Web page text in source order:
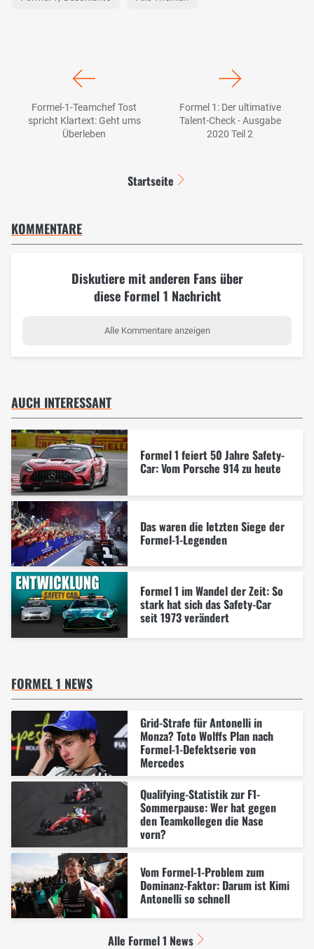
Formel-1-Teamchef Tost
spricht Klartext: Geht ums
Überleben
Formel 1: Der ultimative
Talent-Check - Ausgabe
2020 Teil 2
Startseite
KOMMENTARE
Diskutiere mit anderen Fans über
diese Formel 1 Nachricht
Alle Kommentare anzeigen
AUCH INTERESSANT
Formel 1 feiert 50 Jahre Safety-
Car: Vom Porsche 914 zu heute
Das waren die letzten Siege der
Formel-1-Legenden
Formel 1 im Wandel der Zeit: So
stark hat sich das Safety-Car
seit 1973 verändert
FORMEL 1 NEWS
Grid-Strafe für Antonelli in
Monza? Toto Wolffs Plan nach
Formel-1-Defektserie von
Mercedes
Qualifying-Statistik zur F1-
Sommerpause: Wer hat gegen
den Teamkollegen die Nase
vorn?
Vom Formel-1-Problem zum
Dominanz-Faktor: Darum ist Kimi
Antonelli so schnell
Alle Formel 1 News